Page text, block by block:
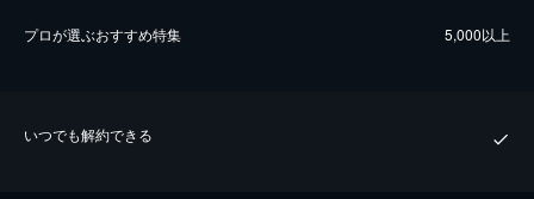
プロが選ぶおすすめ特集 5,000以上
いつでも解約できる